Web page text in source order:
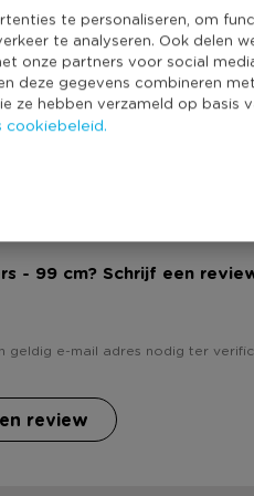
te personaliseren, om
te analyseren. Ook delen
onze partners voor social
deze gegevens combineren
ze hebben verzameld op basis
cookiebeleid.
Online Only
Materiaal
Kleur
- 99 cm? Schrijf een
geldig e-mail adres nodig ter
review